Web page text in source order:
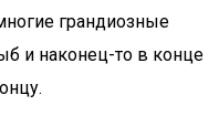
грандиозные
и наконец-то в конце